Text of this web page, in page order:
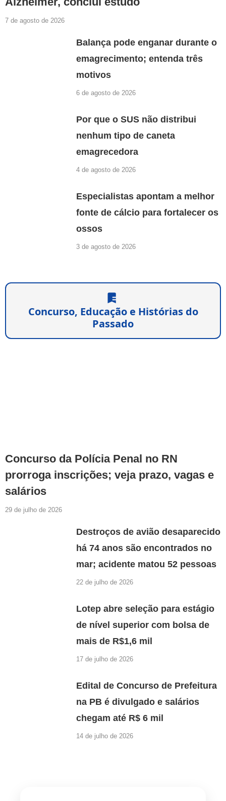
7 de agosto de 2026
Balança pode enganar durante o
emagrecimento; entenda três
motivos
6 de agosto de 2026
Por que o SUS não distribui
nenhum tipo de caneta
emagrecedora
4 de agosto de 2026
Especialistas apontam a melhor
fonte de cálcio para fortalecer os
ossos
3 de agosto de 2026
Concurso, Educação e Histórias do
Passado
Concurso da Polícia Penal no RN
prorroga inscrições; veja prazo, vagas e
salários
29 de julho de 2026
Destroços de avião desaparecido
há 74 anos são encontrados no
mar; acidente matou 52 pessoas
22 de julho de 2026
Lotep abre seleção para estágio
de nível superior com bolsa de
mais de R$1,6 mil
17 de julho de 2026
Edital de Concurso de Prefeitura
na PB é divulgado e salários
chegam até R$ 6 mil
14 de julho de 2026